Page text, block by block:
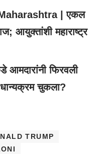
| एकल
आयुक्तांशी महाराष्ट्र
फिरवली
चुकला?
TRUMP